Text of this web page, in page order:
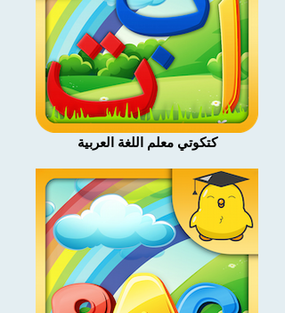
كتكوتي معلم اللغة العربية